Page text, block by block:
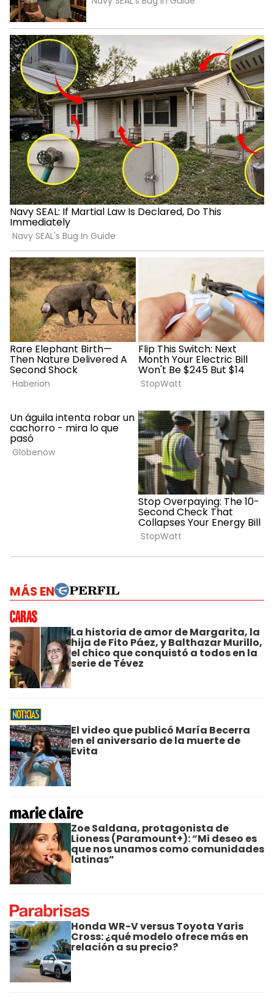
MÁS EN
La historia de amor de Margarita, la
hija de Fito Páez, y Balthazar Murillo,
el chico que conquistó a todos en la
serie de Tévez
El video que publicó María Becerra
en el aniversario de la muerte de
Evita
Zoe Saldana, protagonista de
Lioness (Paramount+): “Mi deseo es
que nos unamos como comunidades
latinas”
Honda WR-V versus Toyota Yaris
Cross: ¿qué modelo ofrece más en
relación a su precio?